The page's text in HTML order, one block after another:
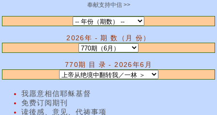
奉献支持中信 >>
2026年 - 期 数（月 份）
770期 目 录 - 2026年6月
我愿意相信耶稣基督
免费订阅期刊
读後感、意见、代祷事项